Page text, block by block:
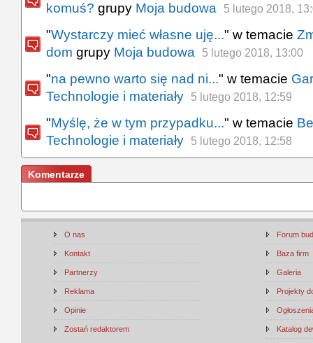
komuś? grupy Moja budowa 5 lutego 2018,
"Wystarczy mieć własne uję..." w temacie
dom grupy Moja budowa 5 lutego 2018, 13:00
"na pewno warto się nad ni..." w temacie
Technologie i materiały
5 lutego 2018, 12:59
"Myślę, że w tym przypadku..." w temacie
Technologie i materiały
5 lutego 2018, 12:58
Komentarze
O nas
Kontakt
Partnerzy
Reklama
Opinie
Zostań redaktorem
Forum
Baza firm
Galeria
Projekty
Katalog